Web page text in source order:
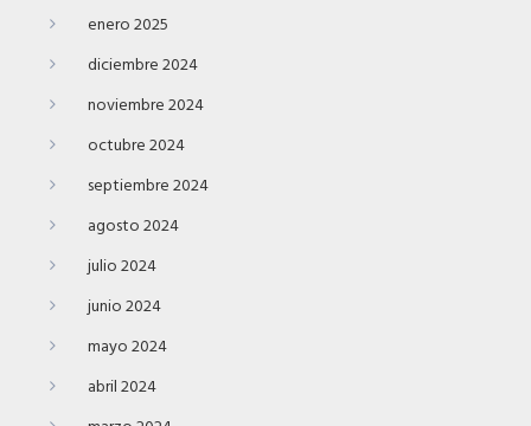
enero 2025
diciembre 2024
noviembre 2024
octubre 2024
septiembre 2024
agosto 2024
julio 2024
junio 2024
mayo 2024
abril 2024